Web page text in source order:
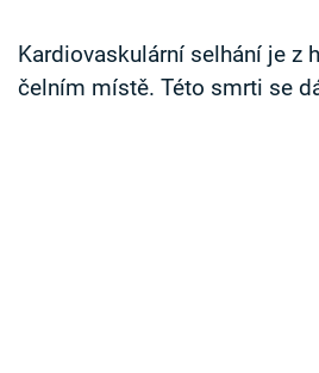
Přihlášení
Kardiovaskulární selhání je z
čelním místě. Této smrti se